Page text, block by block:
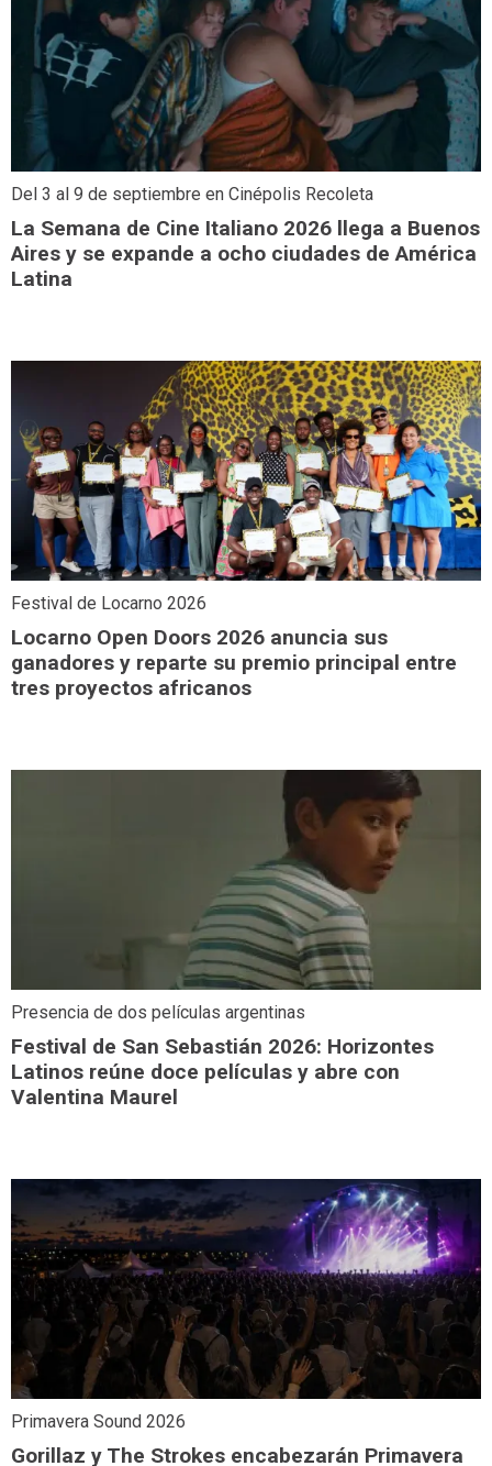
Del 3 al 9 de septiembre en Cinépolis Recoleta
La Semana de Cine Italiano 2026 llega a Buenos
Aires y se expande a ocho ciudades de América
Latina
Festival de Locarno 2026
Locarno Open Doors 2026 anuncia sus
ganadores y reparte su premio principal entre
tres proyectos africanos
Presencia de dos películas argentinas
Festival de San Sebastián 2026: Horizontes
Latinos reúne doce películas y abre con
Valentina Maurel
Primavera Sound 2026
Gorillaz y The Strokes encabezarán Primavera